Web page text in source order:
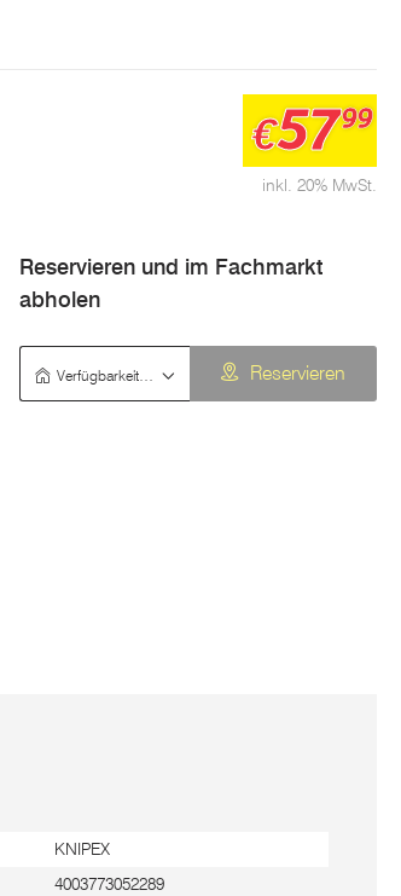
inkl. 20% MwSt.
€5799
Reservieren und im Fachmarkt
abholen
Reservieren
KNIPEX
4003773052289